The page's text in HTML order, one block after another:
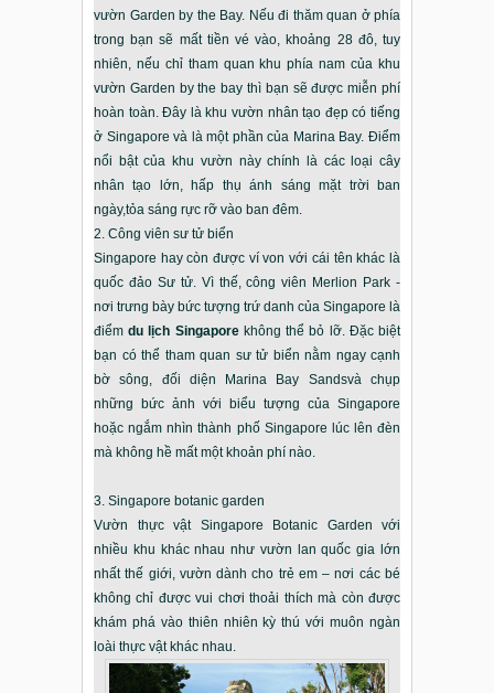
vườn Garden by the Bay. Nếu đi thăm quan ở phía
trong bạn sẽ mất tiền vé vào, khoảng 28 đô, tuy
nhiên, nếu chỉ tham quan khu phía nam của khu
vườn Garden by the bay thì bạn sẽ được miễn phí
hoàn toàn. Đây là khu vườn nhân tạo đẹp có tiếng
ở Singapore và là một phần của Marina Bay. Điểm
nổi bật của khu vườn này chính là các loại cây
nhân tạo lớn, hấp thụ ánh sáng mặt trời ban
ngày,tỏa sáng rực rỡ vào ban đêm.
2. Công viên sư tử biển
Singapore hay còn được ví von với cái tên khác là
quốc đảo Sư tử. Vì thế, công viên Merlion Park -
nơi trưng bày bức tượng trứ danh của Singapore là
điểmdu lịch Singaporekhông thể bỏ lỡ. Đặc biệt
bạn có thể tham quan sư tử biển nằm ngay cạnh
bờ sông, đối diện Marina Bay Sandsvà chụp
những bức ảnh với biểu tượng của Singapore
hoặc ngắm nhìn thành phố Singapore lúc lên đèn
mà không hề mất một khoản phí nào.
3. Singapore botanic garden
Vườn thực vật Singapore Botanic Garden với
nhiều khu khác nhau như vườn lan quốc gia lớn
nhất thế giới, vườn dành cho trẻ em – nơi các bé
không chỉ được vui chơi thoải thích mà còn được
khám phá vào thiên nhiên kỳ thú với muôn ngàn
loài thực vật khác nhau.